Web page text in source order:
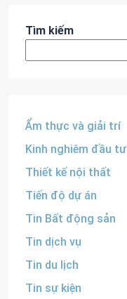
Tìm kiếm
Ẩm thực và giải trí
Kinh nghiêm đầu tư
Thiết kế nội thất
Tiến độ dự án
Tin Bất động sản
Tin dịch vụ
Tin du lịch
Tin sự kiện